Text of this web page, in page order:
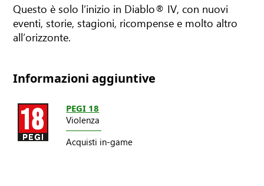
Questo è solo l’inizio in Diablo® IV, con nuovi
eventi, storie, stagioni, ricompense e molto altro
all’orizzonte.
Informazioni aggiuntive
PEGI 18
Violenza
Acquisti in-game